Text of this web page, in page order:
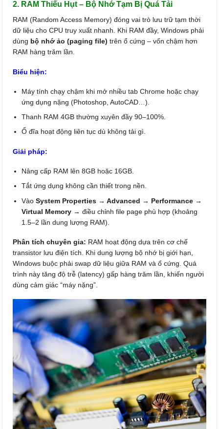
2. RAM Thiếu Hụt – Bộ Nhớ Tạm Bị Quá Tải
RAM (Random Access Memory) đóng vai trò lưu trữ tạm thời
dữ liệu cho CPU truy xuất nhanh. Khi RAM đầy, Windows phải
dùng bộ nhớ ảo (paging file) trên ổ cứng – vốn chậm hơn
RAM hàng trăm lần.
Biểu hiện:
Máy tính chạy chậm khi mở nhiều tab Chrome hoặc chạy
ứng dụng nặng (Photoshop, AutoCAD…).
Thanh RAM 4GB thường xuyên đầy 90–100%.
Ổ đĩa hoạt động liên tục dù không tải gì.
Giải pháp:
Nâng cấp RAM lên 8GB hoặc 16GB.
Tắt ứng dụng không cần thiết trong nền.
VàoSystem Properties → Advanced → Performance →
Virtual Memory → điều chỉnh file page phù hợp (khoảng
1.5–2 lần dung lượng RAM).
Phân tích chuyên gia: RAM hoạt động dựa trên cơ chế
transistor lưu điện tích. Khi dung lượng bộ nhớ bị giới hạn,
Windows buộc phải swap dữ liệu giữa RAM và ổ cứng. Quá
trình này tăng độ trễ (latency) gấp hàng trăm lần, khiến người
dùng cảm giác “máy nặng”.